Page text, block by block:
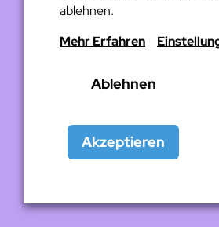
ablehnen.
Mehr Erfahren
Ablehnen
Akzeptieren